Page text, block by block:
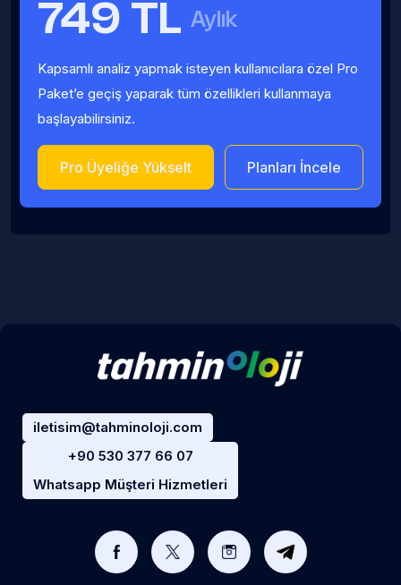
749 TL Aylık
Kapsamlı analiz yapmak isteyen kullanıcılara özel Pro
Paket’e geçiş yaparak tüm özellikleri kullanmaya
başlayabilirsiniz.
Pro Üyeliğe Yükselt Planları İncele
iletisim@tahminoloji.com
+90 530 377 66 07
Whatsapp Müşteri Hizmetleri